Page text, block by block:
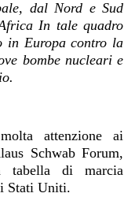
dal Nord e Sud
In tale quadro
in Europa contro la
bombe nucleari e
attenzione ai
Schwab Forum,
tabella di marcia
Stati Uniti.